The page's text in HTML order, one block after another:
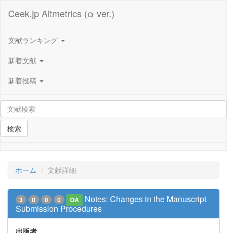
Ceek.jp Altmetrics (α ver.)
文献ランキング
新着文献
新着投稿
検索
ホーム 文献詳細
3 0 0 0 OA
Notes: Changes in the Manuscript
Submission Procedures
出版者